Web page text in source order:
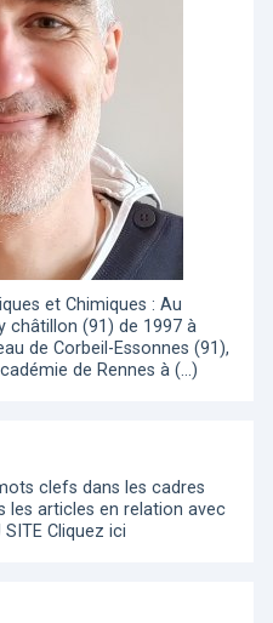
et Chimiques : Au
châtillon (91) de 1997 à
de Corbeil-Essonnes (91),
de Rennes à (…)
clefs dans les cadres
les articles en relation avec
Cliquez ici